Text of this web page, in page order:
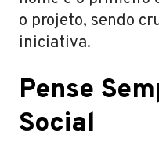
o projeto, sendo
iniciativa.
Pense
Social